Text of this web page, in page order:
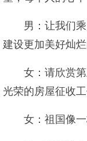
男：让我们
建设更加美好灿烂
女：请欣赏
光荣的房屋征收工
女：祖国像